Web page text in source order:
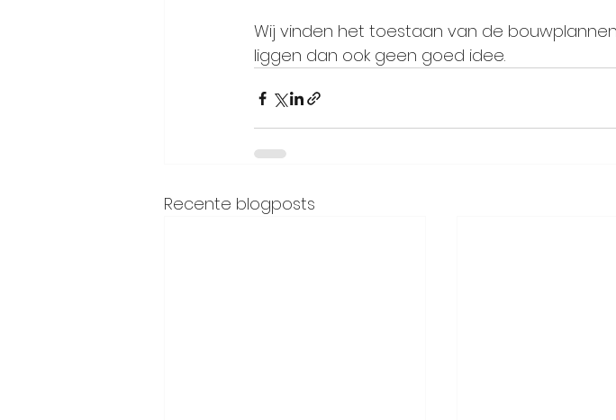
Wij vinden het toestaan van de
liggen dan ook geen goed idee.
Recente blogposts